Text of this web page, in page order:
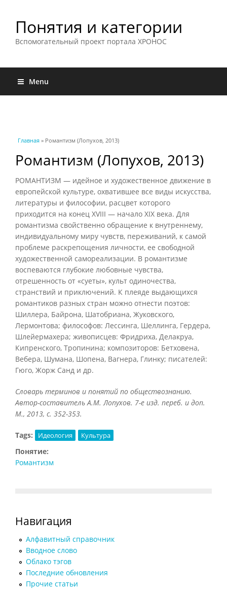
Понятия и категории
Вспомогательный проект портала ХРОНОС
Menu
Вы здесь
Главная » Романтизм (Лопухов, 2013)
Романтизм (Лопухов, 2013)
РОМАНТИЗМ — идейное и художественное движение в
европейской культуре, охватившее все виды искусства,
литературы и философии, расцвет которого
приходится на конец XVIII — начало XIX века. Для
романтизма свойственно обращение к внутреннему,
индивидуальному миру чувств, переживаний, к самой
проблеме раскрепощения личности, ее свободной
художественной самореализации. В романтизме
воспеваются глубокие любовные чувства,
отрешенность от «суеты», культ одиночества,
странствий и приключений. К плеяде выдающихся
романтиков разных стран можно отнести поэтов:
Шиллера, Байрона, Шатобриана, Жуковского,
Лермонтова; философов: Лессинга, Шеллинга, Гердера,
Шлейермахера; живописцев: Фридриха, Делакруа,
Кипренского, Тропинина; композиторов: Бетховена,
Вебера, Шумана, Шопена, Вагнера, Глинку; писателей:
Гюго, Жорж Санд и др.
Словарь терминов и понятий по обществознанию.
Автор-составитель А.М. Лопухов. 7-е изд. переб. и доп.
М., 2013, с. 352-353.
Tags: Идеология Культура
Понятие:
Романтизм
Навигация
Алфавитный справочник
Вводное слово
Облако тэгов
Последние обновления
Прочие статьи